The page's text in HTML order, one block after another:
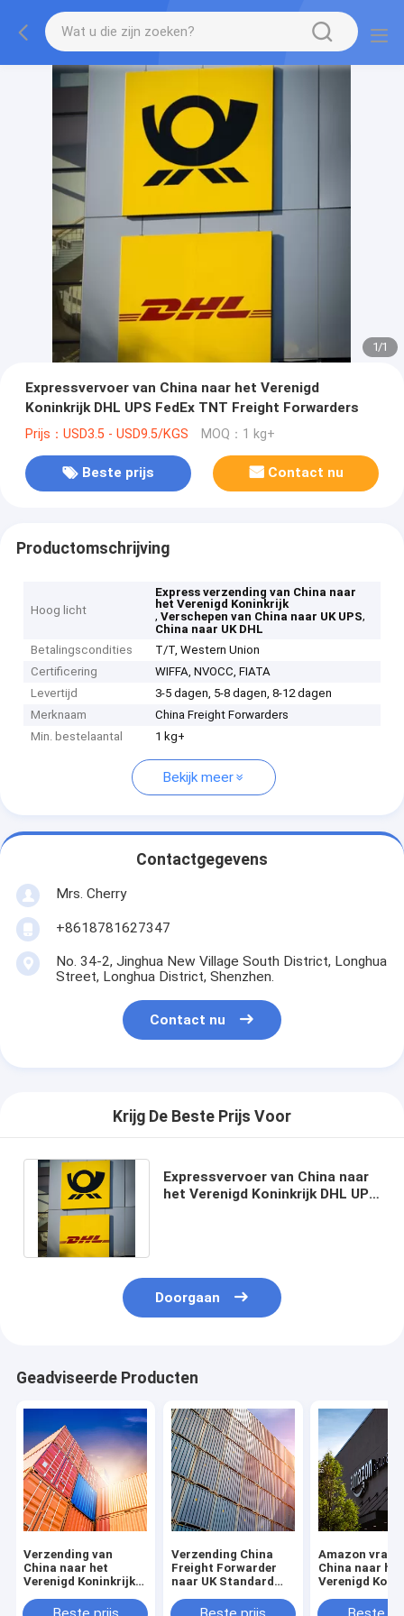
1/1
Expressvervoer van China naar het Verenigd
Koninkrijk DHL UPS FedEx TNT Freight Forwarders
Prijs：USD3.5 - USD9.5/KGS MOQ：1 kg+
Beste prijs Contact nu
Productomschrijving
Hoog licht
Express verzending van China naar
het Verenigd Koninkrijk
,Verschepen van China naar UK UPS,
China naar UK DHL
Betalingscondities
T/T, Western Union
Certificering
WIFFA, NVOCC, FIATA
Levertijd
3-5 dagen, 5-8 dagen, 8-12 dagen
Merknaam
China Freight Forwarders
Min. bestelaantal
1 kg+
Bekijk meer
Contactgegevens
Mrs. Cherry
+8618781627347
No. 34-2, Jinghua New Village South District, Longhua
Street, Longhua District, Shenzhen.
Contact nu
Krijg De Beste Prijs Voor
Expressvervoer van China naar
het Verenigd Koninkrijk DHL UPS
Doorgaan
Geadviseerde Producten
Verzending van
China naar het
Verenigd Koninkrijk
Luchtvracht van
Verzending China
Freight Forwarder
naar UK Standard
Express
Amazon
China naar het
Verenigd
Leverde